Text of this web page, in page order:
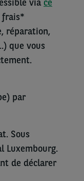
viace
frais*
réparation,
que vous
par
Sous
Luxembourg.
de déclarer